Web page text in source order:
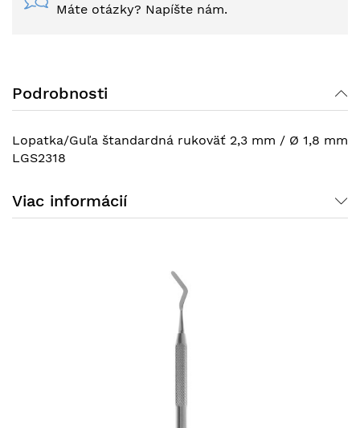
Máte otázky? Napíšte nám.
Podrobnosti
Lopatka/Guľa štandardná rukoväť 2,3 mm / Ø 1,8 mm
LGS2318
Viac informácií